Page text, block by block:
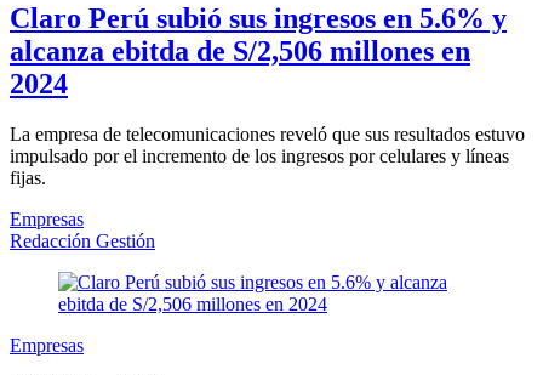
Claro Perú subió sus ingresos en 5.6% y
alcanza ebitda de S/2,506 millones en
2024
La empresa de telecomunicaciones reveló que sus resultados estuvo
impulsado por el incremento de los ingresos por celulares y líneas
fijas.
Empresas
Redacción Gestión
Empresas